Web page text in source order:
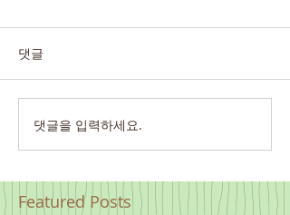
댓글
댓글을 입력하세요.
Featured Posts